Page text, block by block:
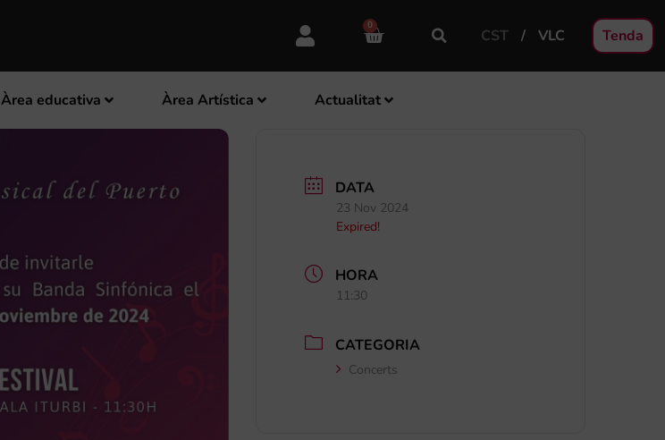
0
CST VLC Tenda
Àrea educativa Àrea Artística Actualitat
DATA
23 Nov 2024
Expired!
HORA
11:30
CATEGORIA
Concerts